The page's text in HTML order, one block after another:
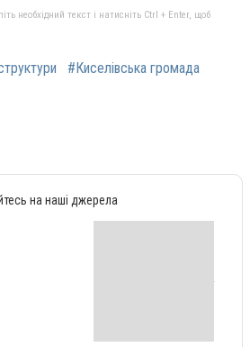
необхідний текст і натисніть Ctrl + Enter, щоб
#Киселівська громада
на наші джерела